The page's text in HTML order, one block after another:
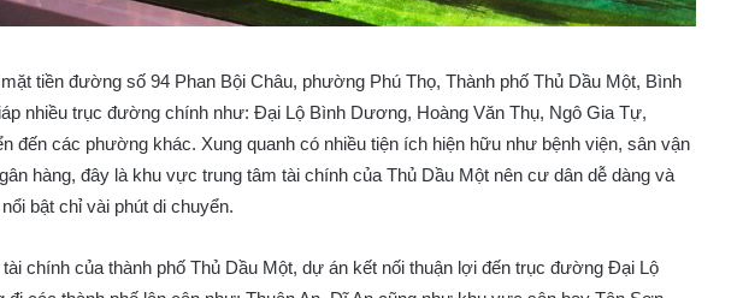
tiền đường số 94 Phan Bội Châu, phường Phú Thọ, Thành phố Thủ Dầu Một, Bình
nhiều trục đường chính như: Đại Lộ Bình Dương, Hoàng Văn Thụ, Ngô Gia Tự,
đến các phường khác. Xung quanh có nhiều tiện ích hiện hữu như bệnh viện, sân vận
hàng, đây là khu vực trung tâm tài chính của Thủ Dầu Một nên cư dân dễ dàng và
bật chỉ vài phút di chuyển.
chính của thành phố Thủ Dầu Một, dự án kết nối thuận lợi đến trục đường Đại Lộ